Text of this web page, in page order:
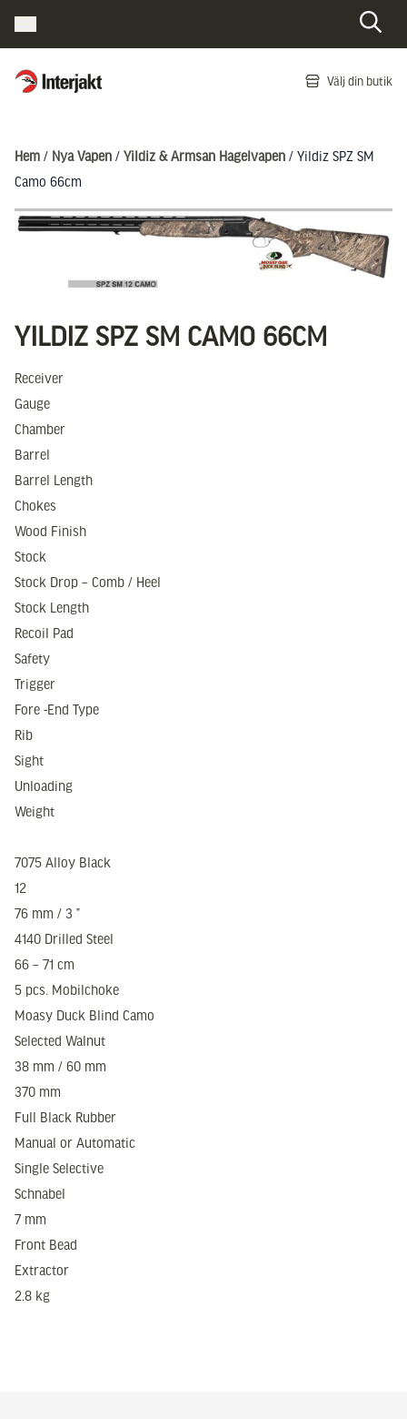
Interjakt SE Välj din butik
Hem / Nya Vapen / Yildiz & Armsan Hagelvapen / Yildiz SPZ SM
Camo 66cm
YILDIZ SPZ SM CAMO 66CM
Receiver
Gauge
Chamber
Barrel
Barrel Length
Chokes
Wood Finish
Stock
Stock Drop – Comb / Heel
Stock Length
Recoil Pad
Safety
Trigger
Fore -End Type
Rib
Sight
Unloading
Weight
7075 Alloy Black
12
76 mm / 3 ”
4140 Drilled Steel
66 – 71 cm
5 pcs. Mobilchoke
Moasy Duck Blind Camo
Selected Walnut
38 mm / 60 mm
370 mm
Full Black Rubber
Manual or Automatic
Single Selective
Schnabel
7 mm
Front Bead
Extractor
2.8 kg